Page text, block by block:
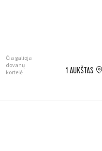
Čia galioja
dovanų
kortelė
1 AUKŠTAS